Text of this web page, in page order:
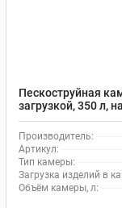
Пескоструйная
загрузкой, 350 л,
пневматическая,
Производитель:
Артикул:
Тип камеры:
Загрузка изделий в
Объём камеры, л: